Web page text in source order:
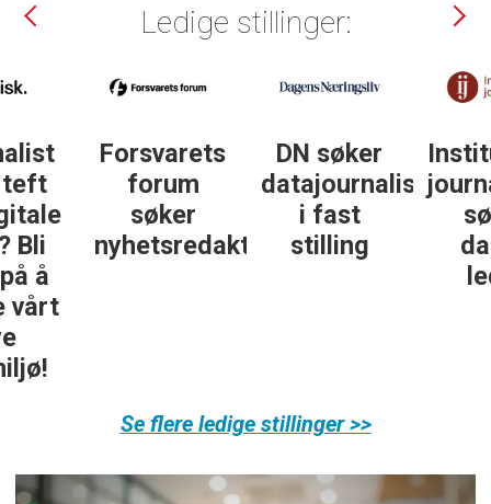
Ledige stillinger:
DN søker
datajournalist
i fast
stilling
Institutt for
journalistikk
daglig
DN søker
some-
journalist
Se flere ledige stillinger >>